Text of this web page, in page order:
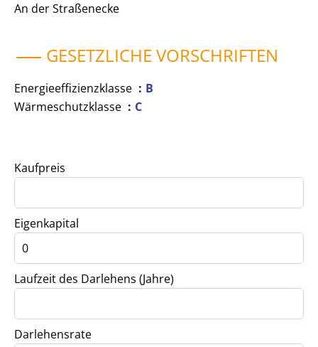
An der Straßenecke
GESETZLICHE VORSCHRIFTEN
Energieeffizienzklasse
B
Wärmeschutzklasse
C
Kaufpreis
Eigenkapital
Laufzeit des Darlehens (Jahre)
Darlehensrate